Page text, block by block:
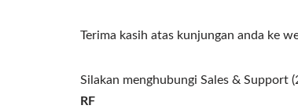
Terima kasih atas kunjungan anda ke
Silakan menghubungi Sales & Support
RF